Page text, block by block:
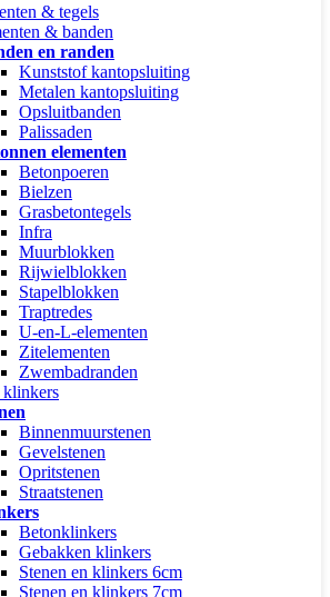
& tegels
& banden
en randen
Kunststof kantopsluiting
Metalen kantopsluiting
Opsluitbanden
Palissaden
elementen
Betonpoeren
Bielzen
Grasbetontegels
Infra
Muurblokken
Rijwielblokken
Stapelblokken
Traptredes
U-en-L-elementen
Zitelementen
Zwembadranden
klinkers
Binnenmuurstenen
Gevelstenen
Opritstenen
Straatstenen
Betonklinkers
Gebakken klinkers
Stenen en klinkers 6cm
Stenen en klinkers 7cm